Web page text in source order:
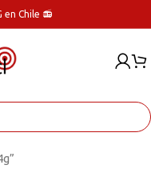
en Chile 📻